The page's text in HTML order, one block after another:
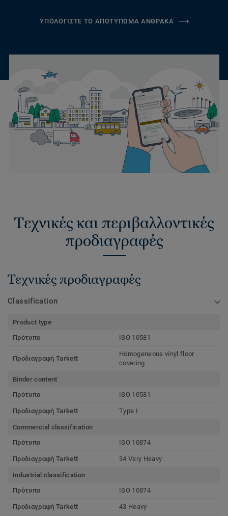
ΥΠΟΛΟΓΙΣΤΕ ΤΟ ΑΠΟΤΥΠΩΜΑ ΑΝΘΡΑΚΑ
Τεχνικές και περιβαλλοντικές
προδιαγραφές
Τεχνικές προδιαγραφές
Classification
Product type
Πρότυπο
ISO 10581
Προδιαγραφή Tarkett
Homogeneous vinyl floor
covering
Binder content
Πρότυπο
ISO 10581
Προδιαγραφή Tarkett Type I
Commercial classification
Πρότυπο
ISO 10874
Προδιαγραφή Tarkett 34 Very Heavy
Industrial classification
Πρότυπο
ISO 10874
Προδιαγραφή Tarkett 43 Heavy